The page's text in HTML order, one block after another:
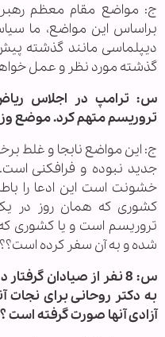
ج: مواضع مقام معظم
براساس این مواضع، ما
دیپلماسی مانند گذشته
گذشته مورد نظر و عمل
س: ترامپ در اجلاس ریاض
تروریسم متهم کرد. موضع
ج: این مواضع نابجا و غلط
جدید نبوده و فرافکنی
خشونت است این ادعا را
کشوری که همان روز در
تروریسم است و یا کشوری
شده و به آن سفر کرده
س: 8 نفر از صیادان
به دکتر روحانی برای نجات
آزادی آنها صورت گرفته است ؟